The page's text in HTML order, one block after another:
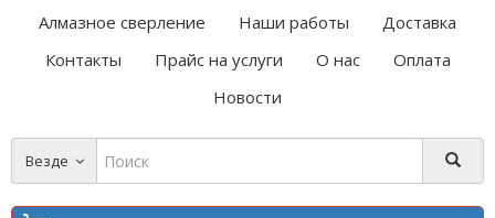
Алмазное сверление Наши работы
Доставка
Контакты
Прайс на услуги О нас
Оплата
Новости
Везде